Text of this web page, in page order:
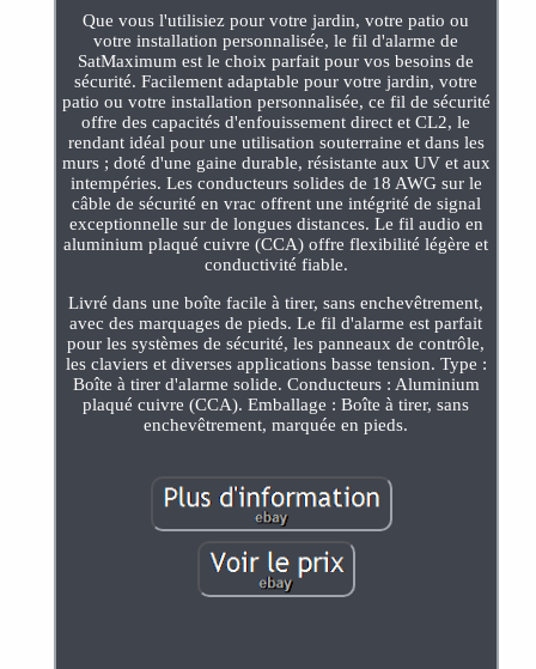
Que vous l'utilisiez pour votre jardin, votre patio ou
votre installation personnalisée, le fil d'alarme de
SatMaximum est le choix parfait pour vos besoins de
sécurité. Facilement adaptable pour votre jardin, votre
patio ou votre installation personnalisée, ce fil de sécurité
offre des capacités d'enfouissement direct et CL2, le
rendant idéal pour une utilisation souterraine et dans les
murs ; doté d'une gaine durable, résistante aux UV et aux
intempéries. Les conducteurs solides de 18 AWG sur le
câble de sécurité en vrac offrent une intégrité de signal
exceptionnelle sur de longues distances. Le fil audio en
aluminium plaqué cuivre (CCA) offre flexibilité légère et
conductivité fiable.
Livré dans une boîte facile à tirer, sans enchevêtrement,
avec des marquages de pieds. Le fil d'alarme est parfait
pour les systèmes de sécurité, les panneaux de contrôle,
les claviers et diverses applications basse tension. Type :
Boîte à tirer d'alarme solide. Conducteurs : Aluminium
plaqué cuivre (CCA). Emballage : Boîte à tirer, sans
enchevêtrement, marquée en pieds.